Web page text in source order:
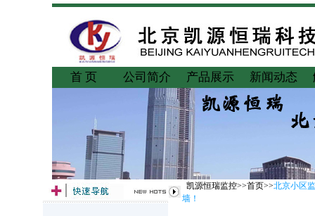
首 页 公司简介 产品展示 新闻动态
凯源恒瑞监控>>首页>>北京小区
墙！